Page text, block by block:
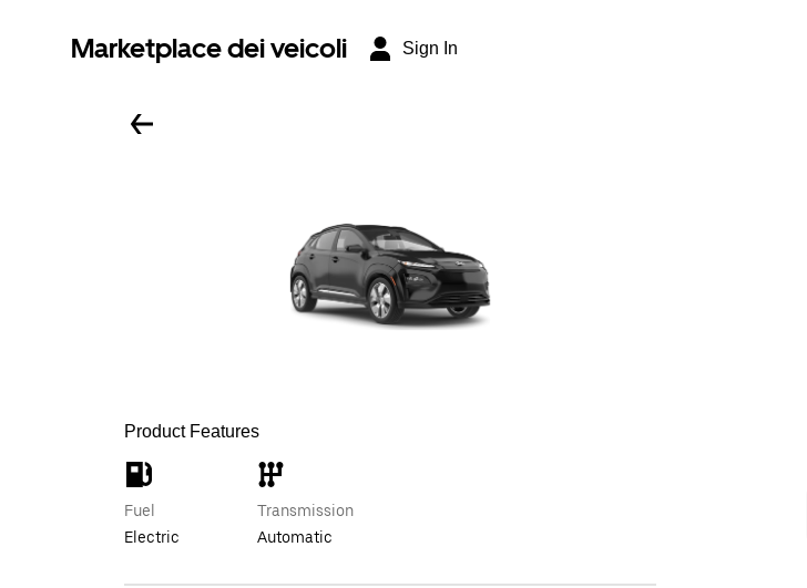
Marketplace dei veicoli Sign In
Product Features
Fuel
Electric
Transmission
Automatic